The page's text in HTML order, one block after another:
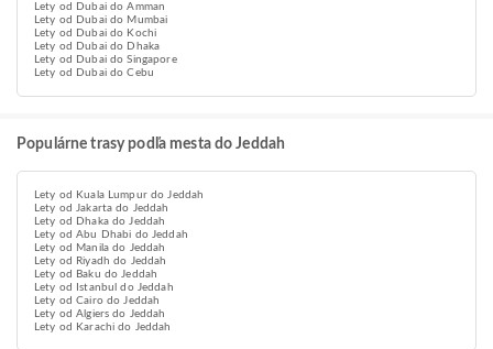
Lety od Dubai do Amman
Lety od Dubai do Mumbai
Lety od Dubai do Kochi
Lety od Dubai do Dhaka
Lety od Dubai do Singapore
Lety od Dubai do Cebu
Populárne trasy podľa mesta do Jeddah
Lety od Kuala Lumpur do Jeddah
Lety od Jakarta do Jeddah
Lety od Dhaka do Jeddah
Lety od Abu Dhabi do Jeddah
Lety od Manila do Jeddah
Lety od Riyadh do Jeddah
Lety od Baku do Jeddah
Lety od Istanbul do Jeddah
Lety od Cairo do Jeddah
Lety od Algiers do Jeddah
Lety od Karachi do Jeddah